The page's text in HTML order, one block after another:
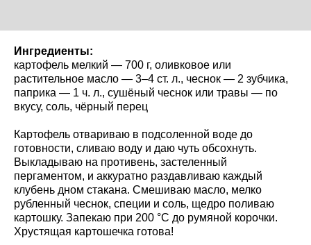
Ингредиенты:
картофель мелкий — 700 г, оливковое или
растительное масло — 3–4 ст. л., чеснок — 2 зубчика,
паприка — 1 ч. л., сушёный чеснок или травы — по
вкусу, соль, чёрный перец
Картофель отвариваю в подсоленной воде до
готовности, сливаю воду и даю чуть обсохнуть.
Выкладываю на противень, застеленный
пергаментом, и аккуратно раздавливаю каждый
клубень дном стакана. Смешиваю масло, мелко
рубленный чеснок, специи и соль, щедро поливаю
картошку. Запекаю при 200 °C до румяной корочки.
Хрустящая картошечка готова!